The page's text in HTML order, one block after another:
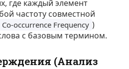
где каждый элемент
частоту совместной
Co-occurrence Frequency )
с базовым термином.
(Анализ